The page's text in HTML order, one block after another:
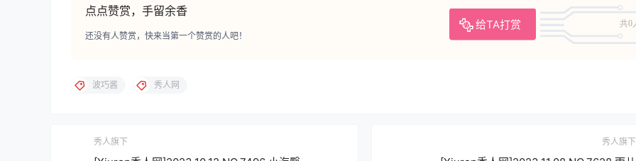
点点赞赏，手留余香
给TA打赏 共0
还没有人赞赏，快来当第一个赞赏的人吧！
波巧酱 秀人网
秀人旗下 秀人旗下